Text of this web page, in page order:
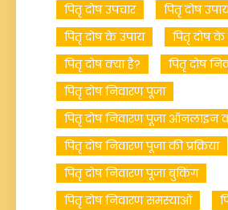
पितृ दोष उपचार
पितृ दोष
पितृ दोष के उपाय
पितृ दोष के
पितृ दोष क्या है?
पितृ दोष
पितृ दोष निवारण पूजा
पितृ दोष निवारण पूजा ऑनलाइन
पितृ दोष निवारण पूजा की प्रक्रिया
पितृ दोष निवारण पूजा बुकिंग
पितृ दोष निवारण समस्याओं